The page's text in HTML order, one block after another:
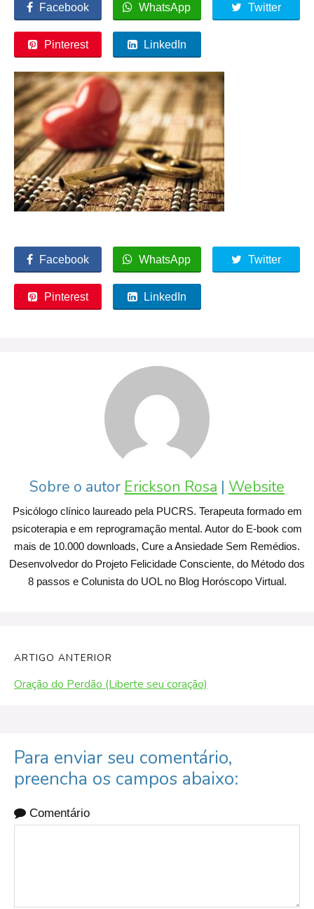
Facebook WhatsApp Twitter
Pinterest LinkedIn
Facebook WhatsApp Twitter
Pinterest LinkedIn
Sobre o autor Erickson Rosa | Website
Psicólogo clínico laureado pela PUCRS. Terapeuta formado em
psicoterapia e em reprogramação mental. Autor do E-book com
mais de 10.000 downloads, Cure a Ansiedade Sem Remédios.
Desenvolvedor do Projeto Felicidade Consciente, do Método dos
8 passos e Colunista do UOL no Blog Horóscopo Virtual.
ARTIGO ANTERIOR
Oração do Perdão (Liberte seu coração)
Para enviar seu comentário,
preencha os campos abaixo:
Comentário